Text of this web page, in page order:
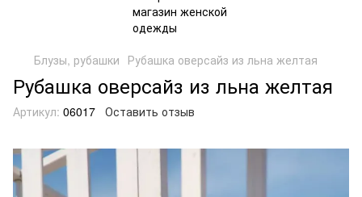
Блузы, рубашки Рубашка оверсайз из льна желтая
Рубашка оверсайз из льна желтая
Артикул: 06017 Оставить отзыв